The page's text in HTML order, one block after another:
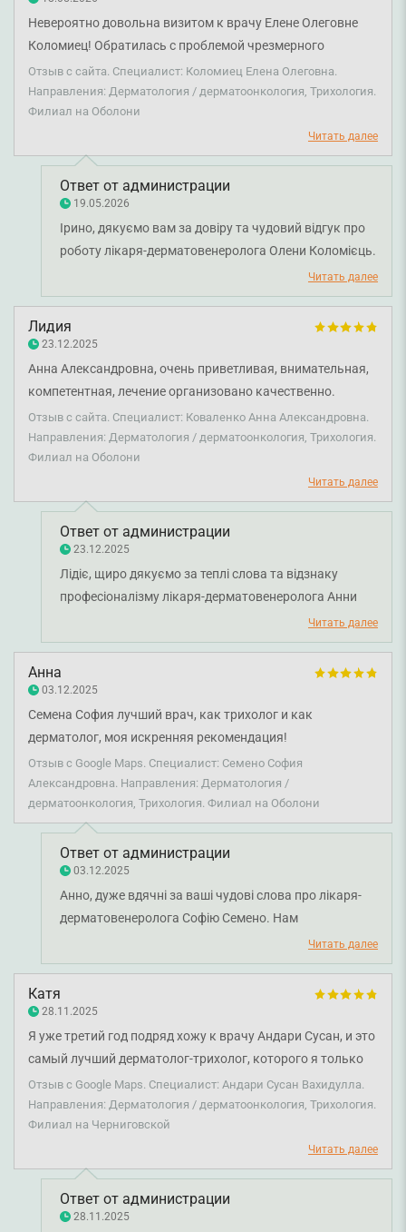
лікування є невід’ємною частиною роботи наших
спеціалістів. Бажаємо вам міцного здоров'я!
Невероятно довольна визитом к врачу Елене Олеговне
Коломиец! Обратилась с проблемой чрезмерного
выпадения волос в конце марта, сейчас середина мая и
благодаря врачу моя проблема практически решена.
Волосы перестали выпадать, а благодаря
рекомендациям Елены Олеговны еще и начали
интенсивно расти новые!) Врач порекомендовала четкие
дополнительные исследования, точно поставила диагноз
и прописала хорошее комплексное лечение без лишних
препаратов и процедур, исключительно то, что
действительно помогло. Большое спасибо!
Отзыв с сайта. Специалист: Коломиец Елена Олеговна.
Направления: Дерматология / дерматоонкология, Трихология.
Филиал на Оболони
Читать далее
Ответ от администрации
19.05.2026
Ірино, дякуємо вам за довіру та чудовий відгук про
роботу лікаря-дерматовенеролога Олени Коломієць.
Для нас дуже цінно, що ви залишилися задоволені
результатом лікування та професійним підходом
лікаря. Нам приємно, що ви відзначили уважність,
чіткі рекомендації та комплексний підхід без зайвих
призначень. Бажаємо вам міцного здоров'я!
Читать далее
Лидия
23.12.2025
Анна Александровна, очень приветливая, внимательная,
компетентная, лечение организовано качественно.
Благодарна.
Отзыв с сайта. Специалист: Коваленко Анна Александровна.
Направления: Дерматология / дерматоонкология, Трихология.
Филиал на Оболони
Читать далее
Ответ от администрации
23.12.2025
Лідіє, щиро дякуємо за теплі слова та відзнаку
професіоналізму лікаря-дерматовенеролога Анни
Коваленко. Бажаємо вам міцного здоров'я!Читать далее
Анна
03.12.2025
Семена София лучший врач, как трихолог и как
дерматолог, моя искренняя рекомендация!
Отзыв с Google Maps. Специалист: Семено София
Александровна. Направления: Дерматология /
дерматоонкология, Трихология. Филиал на Оболони
Ответ от администрации
03.12.2025
Анно, дуже вдячні за ваші чудові слова про лікаря-
дерматовенеролога Софію Семено. Нам
надзвичайно приємно чути, що лікар справила на
вас позитивне враження. Бажаємо вам міцного
Читать далее
Катя
28.11.2025
Я уже третий год подряд хожу к врачу Андари Сусан, и это
самый лучший дерматолог-трихолог, которого я только
могла найти. Она внимательна, очень компетентна,
всегда все подробно объясняет и подбирает реально
работающее лечение. За это время она помогла мне
решить многие вопросы с кожей и волосами и я доверяю
ей на все 100%.
Отзыв с Google Maps. Специалист: Андари Сусан Вахидулла.
Направления: Дерматология / дерматоонкология, Трихология.
Филиал на Черниговской
Читать далее
Ответ от администрации
28.11.2025